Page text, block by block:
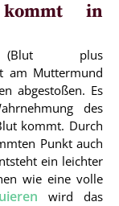
kommt in
(Blut plus
am Muttermund
abgestoßen. Es
des
kommt. Durch
Punkt auch
ein leichter
wie eine volle
wird das